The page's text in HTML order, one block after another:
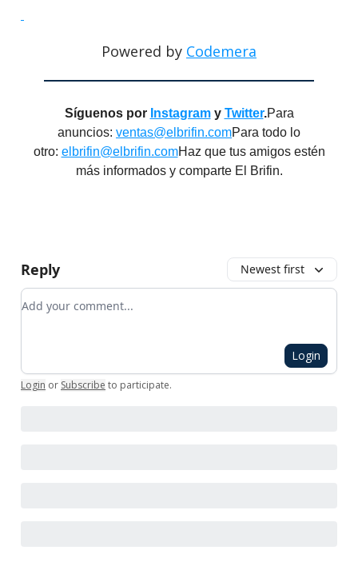
Powered by Codemera
Síguenos por Instagramy Twitter.Para
anuncios: ventas@elbrifin.comPara todo lo
otro: elbrifin@elbrifin.comHaz que tus amigos estén
más informados y comparte El Brifin.
Reply Newest first
Add your comment
Login
Login or Subscribe to participate.